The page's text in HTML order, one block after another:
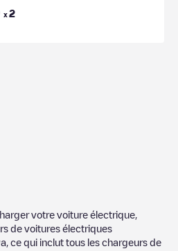
x 2
votre voiture électrique,
de voitures électriques
, ce qui inclut tous les chargeurs de